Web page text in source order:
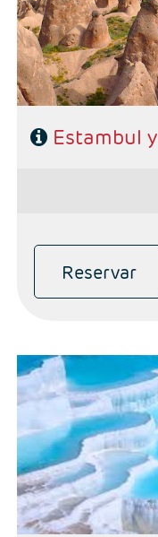
Estambul
Reservar
- Salida: Diarias
- Ruta: 4 noches en
Pamukkale y 1 noche en
- Categoría: Primera,